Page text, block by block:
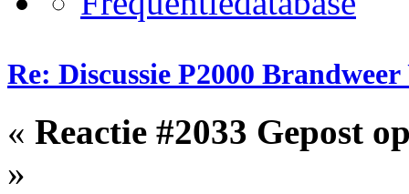
Re: Discussie P2000
« Reactie #2033 Gepost
»